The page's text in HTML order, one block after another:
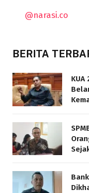
@narasi.co
BERITA